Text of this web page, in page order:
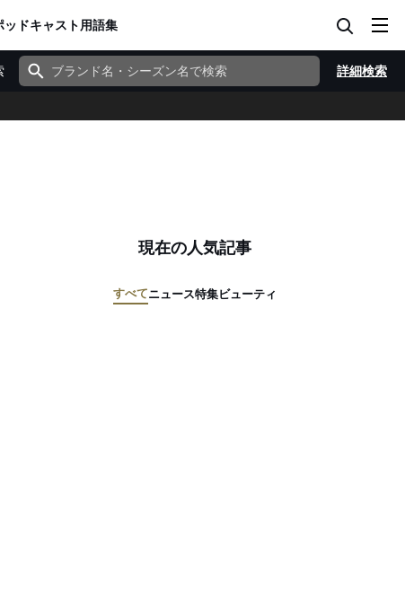
ッドキャスト用語集
詳細検索
現在の人気記事
すべてニュース特集ビューティ